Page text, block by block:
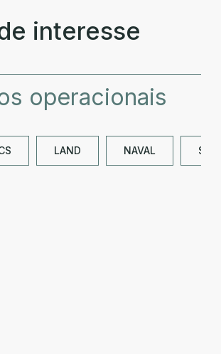
interesse
operacionais
LAND NAVAL